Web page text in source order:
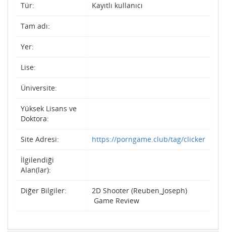
Tür: Kayıtlı kullanıcı
Tam adı:
Yer:
Lise:
Üniversite:
Yüksek Lisans ve
Doktora:
Site Adresi: https://porngame.club/tag/clicker
İlgilendiği
Alan(lar):
Diğer Bilgiler:
2D Shooter (Reuben_Joseph)
Game Review